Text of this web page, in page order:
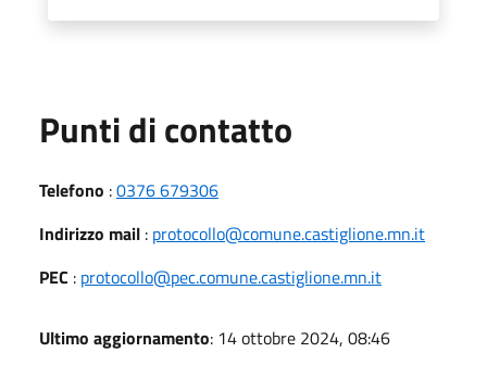
Punti di contatto
Telefono :0376 679306
Indirizzo mail : protocollo@comune.castiglione.mn.it
PEC : protocollo@pec.comune.castiglione.mn.it
Ultimo aggiornamento: 14 ottobre 2024, 08:46